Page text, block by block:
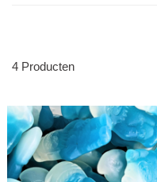
4 Producten